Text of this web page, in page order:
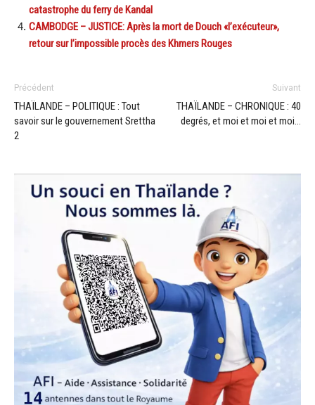
catastrophe du ferry de Kandal
CAMBODGE – JUSTICE: Après la mort de Douch «l’exécuteur»,
retour sur l’impossible procès des Khmers Rouges
Précédent
THAÏLANDE – POLITIQUE : Tout
savoir sur le gouvernement Srettha
2
Suivant
THAÏLANDE – CHRONIQUE : 40
degrés, et moi et moi et moi…